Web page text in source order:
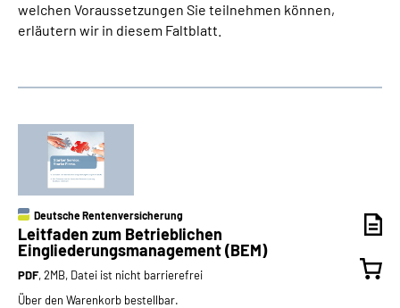
welchen Voraussetzungen Sie teilnehmen können,
erläutern wir in diesem Faltblatt.
Deutsche Rentenversicherung
Leitfaden zum Betrieblichen
Eingliederungsmanagement (BEM)
PDF, 2MB, Datei ist nicht barrierefrei
Über den Warenkorb bestellbar.